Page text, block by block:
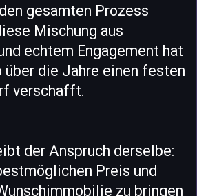
gesamten Prozess
Mischung aus
echtem Engagement hat
über die Jahre einen festen
verschafft.
der Anspruch derselbe:
Preis und
zu bringen